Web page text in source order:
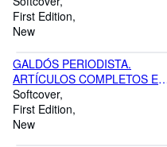
contacto virtual pueda ser
vivo", con el estrechamiento
con los libros porque los
Queremos ser una empresa
First Edition
New
GALDÓS PERIODISTA.
ARTÍCULOS COMPLETOS EN
LA PRENSA DE BUENOS
AIRES
Softcover
First Edition
New